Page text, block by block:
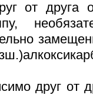
от друга
друг от